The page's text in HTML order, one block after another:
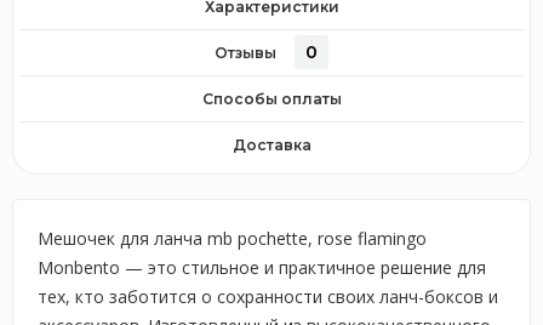
Характеристики
Отзывы 0
Способы оплаты
Доставка
Мешочек для ланча mb pochette, rose flamingo
Monbento — это стильное и практичное решение для
тех, кто заботится о сохранности своих ланч-боксов и